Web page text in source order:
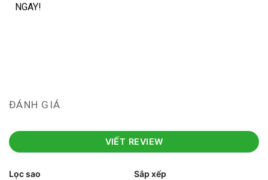
NGAY!
ĐÁNH GIÁ
VIẾT REVIEW
Lọc sao Sắp xếp